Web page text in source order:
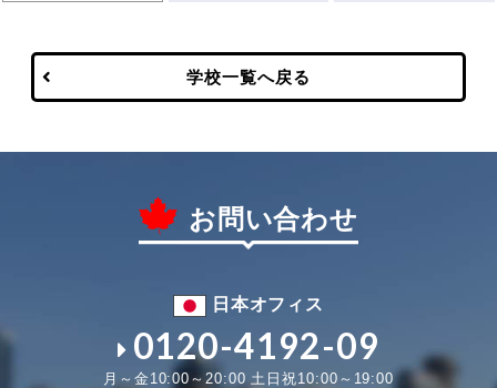
学校一覧へ戻る
お問い合わせ
日本オフィス
0120-4192-09
月～金10:00～20:00 土日祝10:00～19:00